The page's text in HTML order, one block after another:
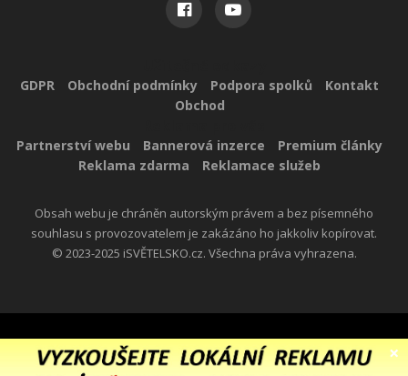
×
GDPR Obchodní podmínky Podpora spolků
Kontakt
Obchod
Partnerství webu Bannerová inzerce
Premium články
Reklama zdarma
Reklamace služeb
Obsah webu je chráněn autorským právem a bez písemného
souhlasu s provozovatelem je zakázáno ho jakkoliv kopírovat.
© 2023-2025 iSVĚTELSKO.cz. Všechna práva vyhrazena.
Created Bythemexpose